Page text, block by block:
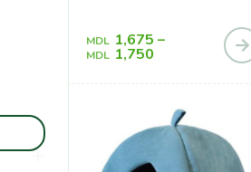
+
MDL 1,675 –
MDL 1,750